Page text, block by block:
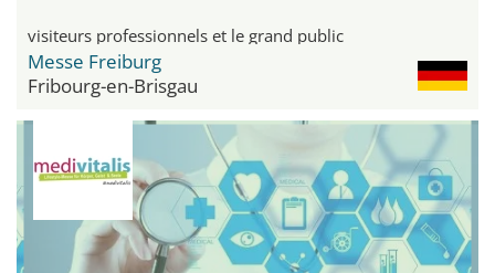
visiteurs professionnels et le grand public
Messe Freiburg
Fribourg-en-Brisgau